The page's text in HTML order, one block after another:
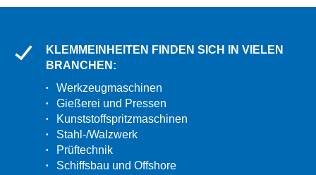
KLEMMEINHEITEN FINDEN SICH IN VIELEN
BRANCHEN:
Werkzeugmaschinen
Gießerei und Pressen
Kunststoffspritzmaschinen
Stahl-/Walzwerk
Prüftechnik
Schiffsbau und Offshore